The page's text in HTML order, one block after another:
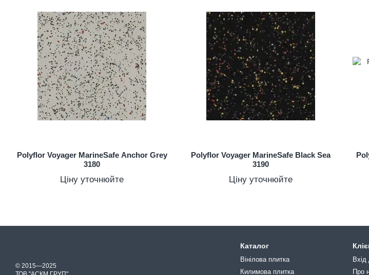
Polyflor Voyager MarineSafe Anchor Grey
3180
Ціну уточнюйте
Polyflor Voyager MarineSafe Black Sea
3190
Ціну уточнюйте
© 2015—2025
Каталог
Вінілова плитка
Килимова плитка
Вхід
Про